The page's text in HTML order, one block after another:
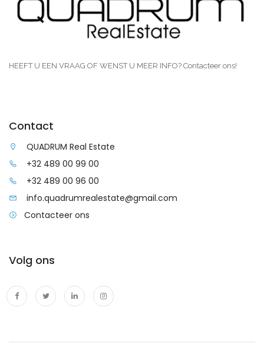
HEEFT U EEN VRAAG OF WENST U MEER INFO? Contacteer ons!
Contact
QUADRUM Real Estate
+32 489 00 99 00
+32 489 00 96 00
info.quadrumrealestate@gmail.com
Contacteer ons
Volg ons